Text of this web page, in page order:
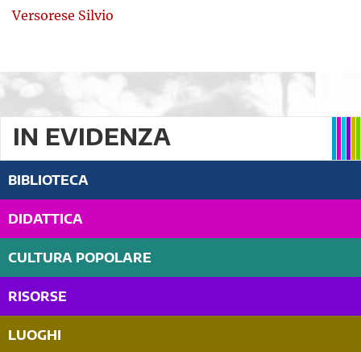
Versorese Silvio
IN EVIDENZA
BIBLIOTECA
DIDATTICA
CULTURA POPOLARE
RISORSE
LUOGHI